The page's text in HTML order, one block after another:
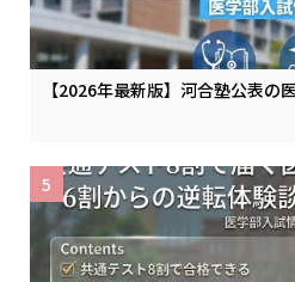
【2026年最新版】河合塾公表の
5